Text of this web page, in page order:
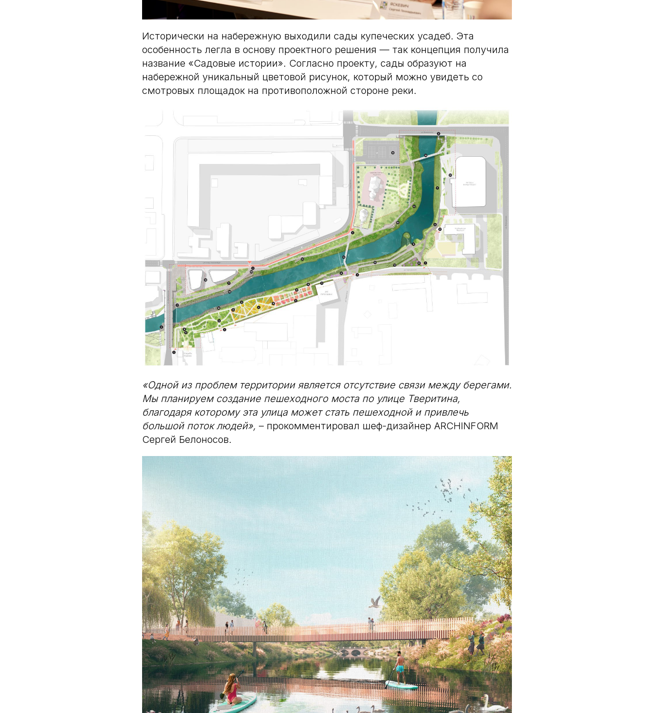
Исторически на набережную выходили сады купеческих усадеб. Эта
особенность легла в основу проектного решения — так концепция получила
название «Садовые истории». Согласно проекту, сады образуют на
набережной уникальный цветовой рисунок, который можно увидеть со
смотровых площадок на противоположной стороне реки.
«Одной из проблем территории является отсутствие связи между берегами.
Мы планируем создание пешеходного моста по улице Тверитина,
благодаря которому эта улица может стать пешеходной и привлечь
большой поток людей», – прокомментировал шеф-дизайнер ARCHINFORM
Сергей Белоносов.